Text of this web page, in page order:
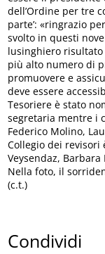
dell’Ordine per tre
parte’: «ringrazio
svolto in questi
lusinghiero
più alto numero di
promuovere e
deve essere
Tesoriere è stato
segretaria mentre i
Federico Molino,
Collegio dei revisori
Veysendaz,
Nella foto, il
(c.t.)
Condividi